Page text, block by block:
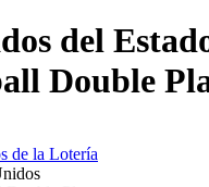
del
Double
de la Lotería